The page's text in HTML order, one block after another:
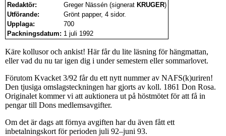
Redaktör: Greger Nässén (signerat KRUGER)
Utförande:
Grönt papper, 4 sidor.
Upplaga:
700
Packningsdatum: 1 juli 1992
Käre kollusor och ankist! Här får du lite läsning för hängmattan,
eller vad du nu tar igen dig i under semestern eller sommarlovet.
Förutom Kvacket 3/92 får du ett nytt nummer av NAFS(k)uriren!
Den tjusiga omslagsteckningen har gjorts av koll. 1861 Don Rosa.
Originalet kommer vi att auktionera ut på höstmötet för att få in
pengar till Dons medlemsavgifter.
Om det är dags att förnya avgiften har du även fått ett
inbetalningskort för perioden juli 92–juni 93.